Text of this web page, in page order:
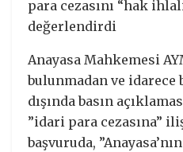
para cezasını “hak
değerlendirdi
Anayasa Mahkemesi
bulunmadan ve
dışında basın
”idari para cezasına”
başvuruda,